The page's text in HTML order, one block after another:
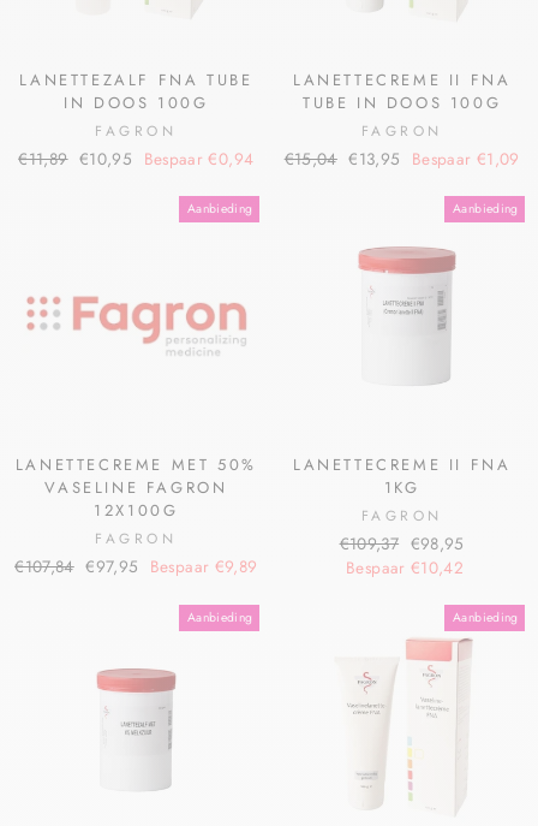
LANETTEZALF FNA TUBE
IN DOOS 100G
FAGRON
€11,89 €10,95 Bespaar €0,94
LANETTECREME II FNA
TUBE IN DOOS 100G
FAGRON
€15,04 €13,95 Bespaar €1,09
Aanbieding
LANETTECREME MET 50%
VASELINE FAGRON
12X100G
FAGRON
€107,84 €97,95 Bespaar €9,89
Aanbieding
LANETTECREME II FNA
1KG
FAGRON
€109,37 €98,95
Bespaar €10,42
Aanbieding Aanbieding